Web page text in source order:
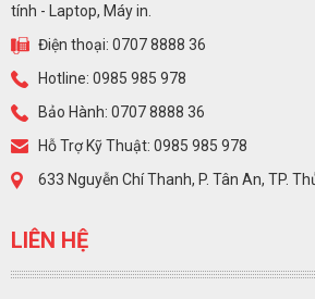
tính - Laptop, Máy in.
Điện thoại: 0707 8888 36
Hotline: 0985 985 978
Bảo Hành: 0707 8888 36
Hỗ Trợ Kỹ Thuật: 0985 985 978
633 Nguyễn Chí Thanh, P. Tân An, TP.
LIÊN HỆ